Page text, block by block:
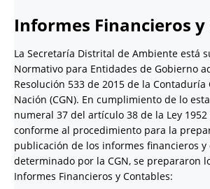
Informes Financieros y
La Secretaría Distrital de Ambiente está
Normativo para Entidades de Gobierno
Resolución 533 de 2015 de la Contaduría
Nación (CGN). En cumplimiento de lo
numeral 37 del artículo 38 de la Ley 1952
conforme al procedimiento para la
publicación de los informes financieros y
determinado por la CGN, se prepararon
Informes Financieros y Contables: